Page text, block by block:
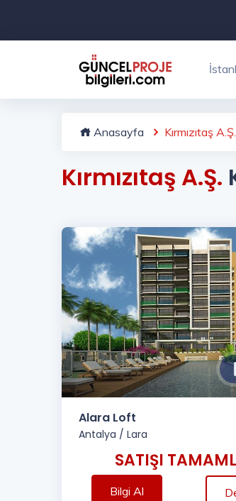
Anasayfa Kırmızıtaş A.Ş.
Kırmızıtaş A.Ş.
Alara Loft
Antalya / Lara
SATIŞI
Bilgi Al